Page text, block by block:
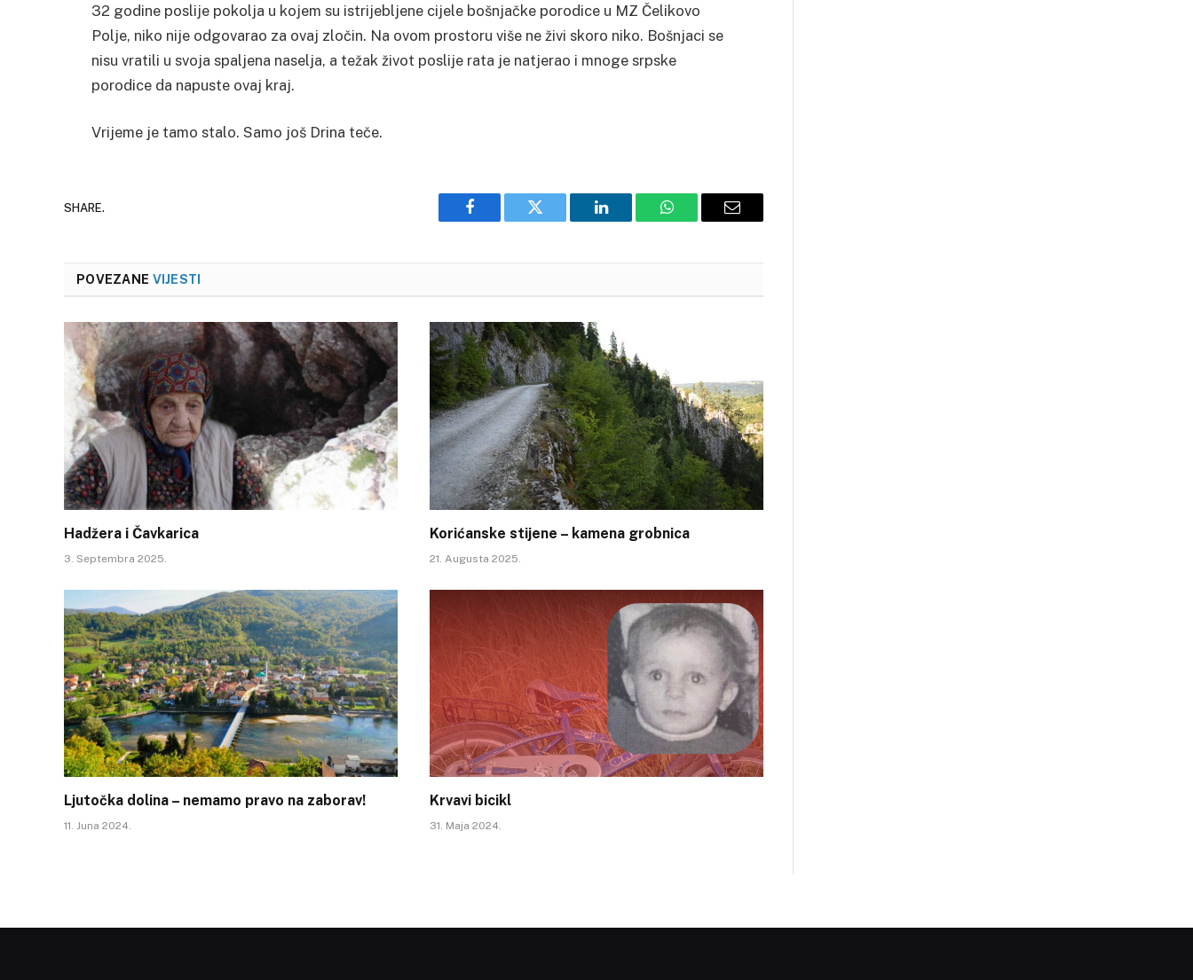
32 godine poslije pokolja u kojem su istrijebljene cijele bošnjačke porodice u MZ Čelikovo
Polje, niko nije odgovarao za ovaj zločin. Na ovom prostoru više ne živi skoro niko. Bošnjaci se
nisu vratili u svoja spaljena naselja, a težak život poslije rata je natjerao i mnoge srpske
porodice da napuste ovaj kraj.
Vrijeme je tamo stalo. Samo još Drina teče.
SHARE.
Facebook Twitter LinkedIn WhatsAppEmail
POVEZANE VIJESTI
Hadžera i Čavkarica
3. Septembra 2025.
Korićanske stijene – kamena grobnica
21. Augusta 2025.
Ljutočka dolina – nemamo pravo na zaborav!
11. Juna 2024.
Krvavi bicikl
31. Maja 2024.